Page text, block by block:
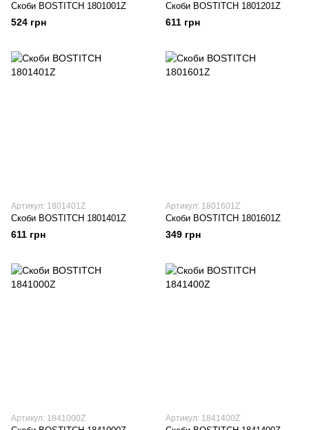
Скоби BOSTITCH 1801001Z
524 грн
Скоби BOSTITCH 1801201Z
611 грн
Артикул: 1801401Z
Скоби BOSTITCH 1801401Z
611 грн
Артикул: 1801601Z
Скоби BOSTITCH 1801601Z
349 грн
Артикул: 1841000Z Артикул: 1841400Z